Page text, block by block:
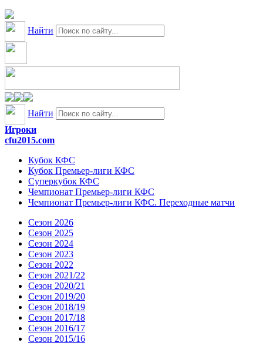
Найти
Найти
Игроки
cfu2015.com
Кубок КФС
Кубок Премьер-лиги КФС
Суперкубок КФС
Чемпионат Премьер-лиги КФС
Чемпионат Премьер-лиги КФС. Переходные матчи
Сезон 2026
Сезон 2025
Сезон 2024
Сезон 2023
Сезон 2022
Сезон 2021/22
Сезон 2020/21
Сезон 2019/20
Сезон 2018/19
Сезон 2017/18
Сезон 2016/17
Сезон 2015/16